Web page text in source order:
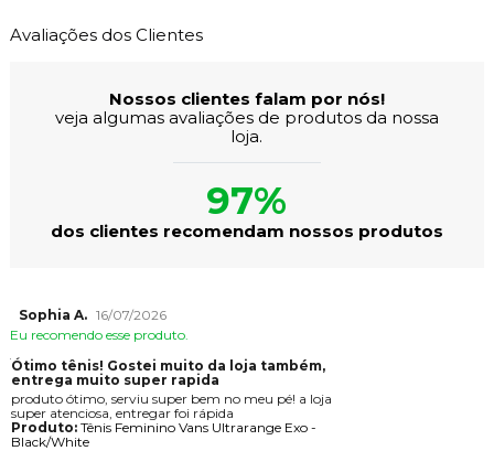
Avaliações dos Clientes
Nossos clientes falam por nós!
veja algumas avaliações de produtos da nossa
loja.
97%
dos clientes recomendam nossos produtos
Sophia A. 16/07/2026
Eu recomendo esse produto.
Ótimo tênis! Gostei muito da loja também,
entrega muito super rapida
produto ótimo, serviu super bem no meu pé! a loja
super atenciosa, entregar foi rápida
Produto:Tênis Feminino Vans Ultrarange Exo -
Black/White